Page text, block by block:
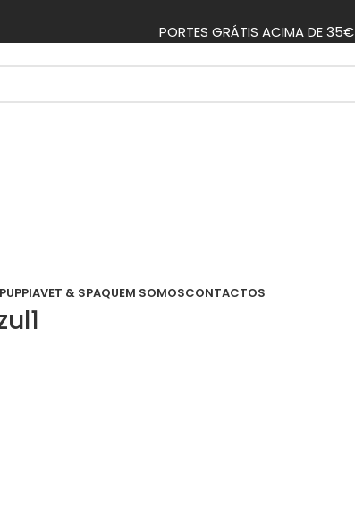
PORTES GRÁTIS ACIMA DE 35€
PUPPIAVET & SPAQUEM SOMOSCONTACTOS